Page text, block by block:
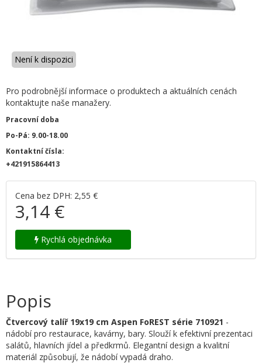
Není k dispozici
Pro podrobnější informace o produktech a aktuálních cenách
kontaktujte naše manažery.
Pracovní doba
Po-Pá: 9.00-18.00
Kontaktní čísla:
+421915864413
Cena bez DPH: 2,55 €
3,14 €
Rychlá objednávka
Popis
Čtvercový talíř 19x19 cm Aspen FoREST série 710921 -
nádobí pro restaurace, kavárny, bary. Slouží k efektivní prezentaci
salátů, hlavních jídel a předkrmů. Elegantní design a kvalitní
materiál způsobují, že nádobí vypadá draho.